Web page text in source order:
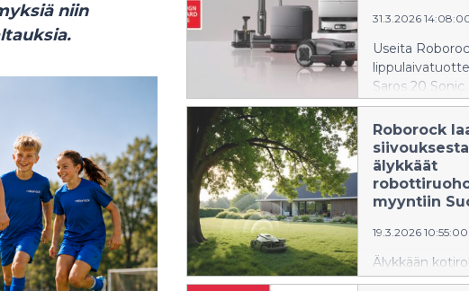
niin
31.3.2026
Useita
Saros 20
RockMow Q1
on palkittu
AWARD 2026
Roborock
älykkäät
myyntiin
19.3.2026
Älykkään
Roborock